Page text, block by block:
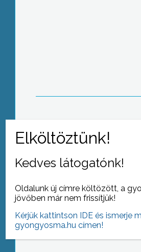
Elsőként a II. Rákóczi
iskolával írt alá
áklyás felvonulással majd
Kedves látogatónk!
Oldalunk új címre költözött, a
jövőben már nem frissítjük!
Kérjük kattintson IDE és ismerje
gyongyosma.hu címen!